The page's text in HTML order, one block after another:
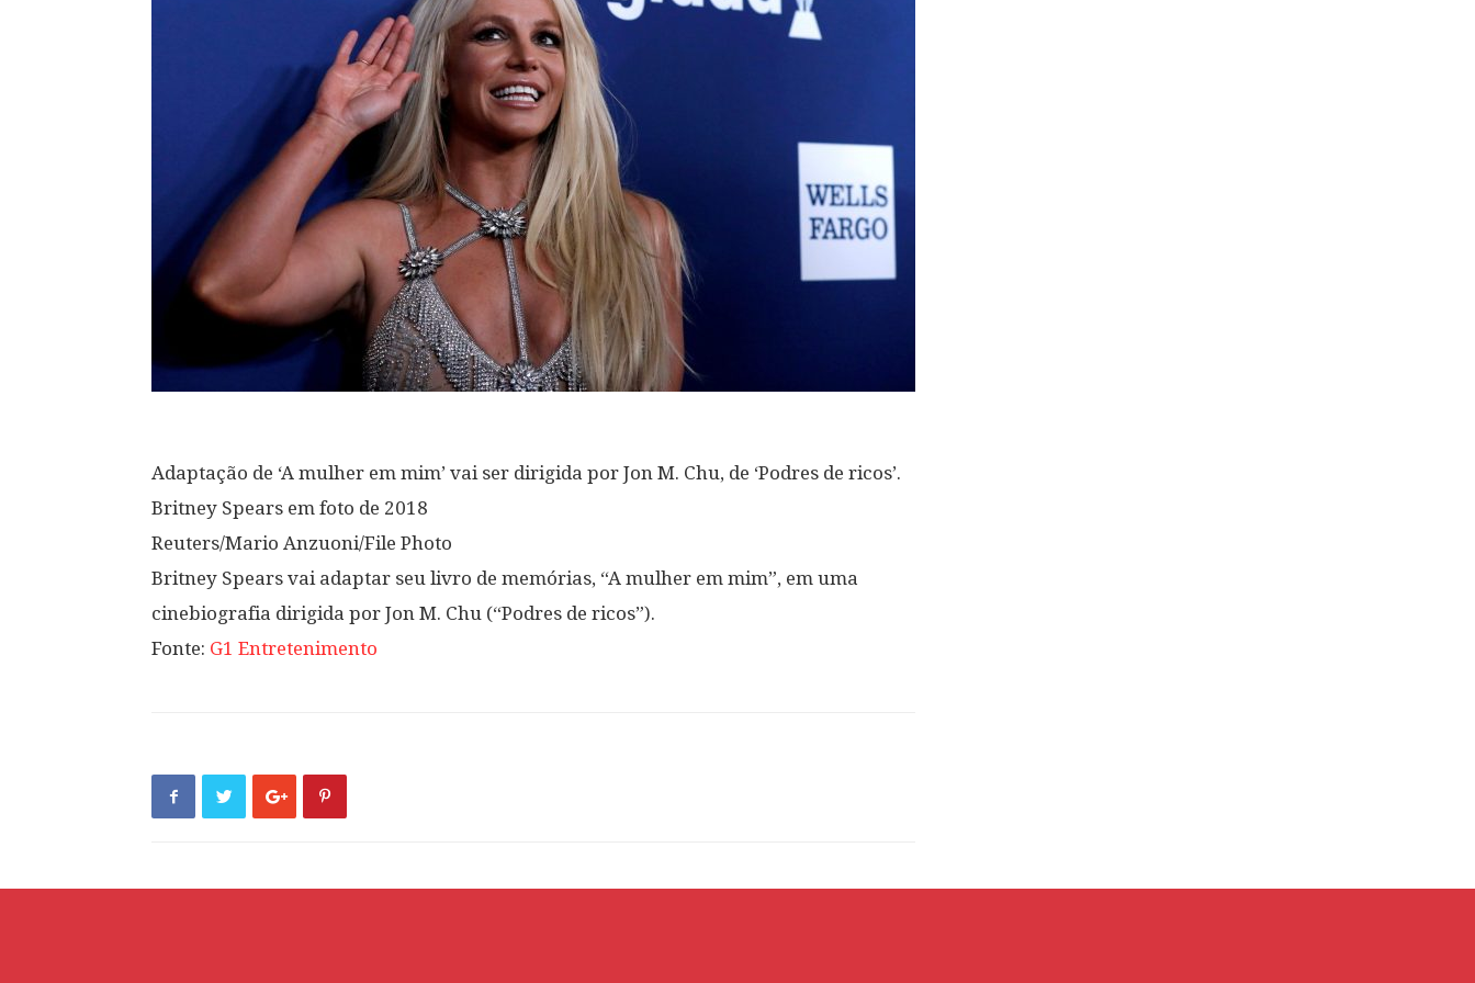
Adaptação de ‘A mulher em mim’ vai ser dirigida por Jon M. Chu, de ‘Podres de ricos’.
Britney Spears em foto de 2018
Reuters/Mario Anzuoni/File Photo
Britney Spears vai adaptar seu livro de memórias, “A mulher em mim”, em uma
cinebiografia dirigida por Jon M. Chu (“Podres de ricos”).
Fonte: G1 Entretenimento